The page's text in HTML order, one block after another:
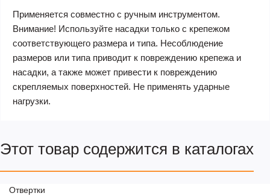
Применяется совместно с ручным инструментом.
Внимание! Используйте насадки только с крепежом
соответствующего размера и типа. Несоблюдение
размеров или типа приводит к повреждению крепежа и
насадки, а также может привести к повреждению
скрепляемых поверхностей. Не применять ударные
нагрузки.
Этот товар содержится в каталогах
Отвертки